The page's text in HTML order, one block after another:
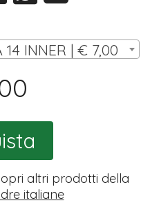
14 INNER | € 7,00
altri prodotti della
italiane